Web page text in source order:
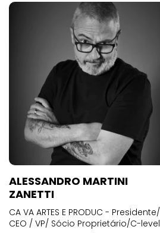
ALESSANDRO MARTINI
ZANETTI
CA VA ARTES E PRODUC - Presidente/
CEO / VP/ Sócio Proprietário/C-level